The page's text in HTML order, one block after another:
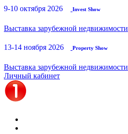
9-10 октября 2026 Invest Show
Выставка зарубежной недвижимости
13-14 ноября 2026 Property Show
Выставка зарубежной недвижимости
Личный кабинет